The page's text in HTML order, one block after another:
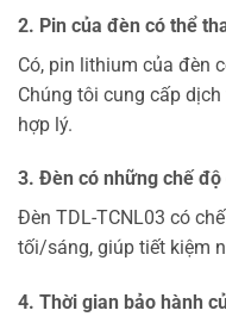
2. Pin của đèn có thể
Có, pin lithium của đèn
Chúng tôi cung cấp
hợp lý.
3. Đèn có những chế độ
Đèn TDL-TCNL03 có
tối/sáng, giúp tiết kiệm
4. Thời gian bảo hành